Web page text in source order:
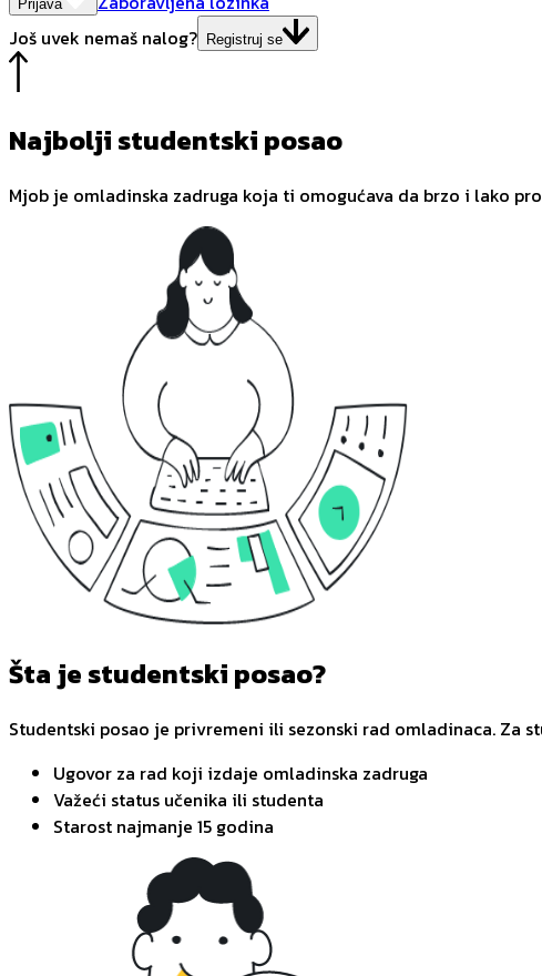
Prijava
Još uvek nemaš nalog? Registruj se
Najbolji studentski posao
Mjob je omladinska zadruga koja ti omogućava da brzo i lako
Šta je studentski posao?
Studentski posao je privremeni ili sezonski rad omladinaca. Za
Ugovor za rad koji izdaje omladinska zadruga
Važeći status učenika ili studenta
Starost najmanje 15 godina